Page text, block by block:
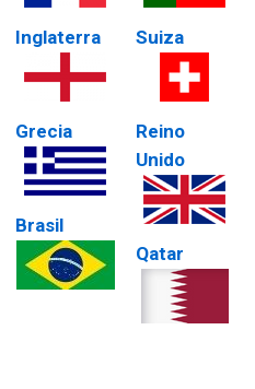
Inglaterra
Grecia
Brasil
Suiza
Reino
Unido
Qatar